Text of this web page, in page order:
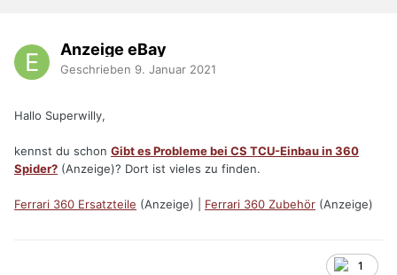
Anzeige eBay
Geschrieben 9. Januar 2021
Hallo Superwilly,
kennst du schon Gibt es Probleme bei CS TCU-Einbau in 360
Spider? (Anzeige)? Dort ist vieles zu finden.
Ferrari 360 Ersatzteile (Anzeige) | Ferrari 360 Zubehör (Anzeige)
1